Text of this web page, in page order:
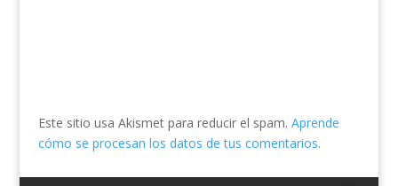
Este sitio usa Akismet para reducir el spam. Aprende
cómo se procesan los datos de tus comentarios.